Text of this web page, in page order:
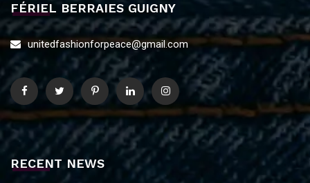
FÉRIEL BERRAIES GUIGNY
unitedfashionforpeace@gmail.com
RECENT NEWS